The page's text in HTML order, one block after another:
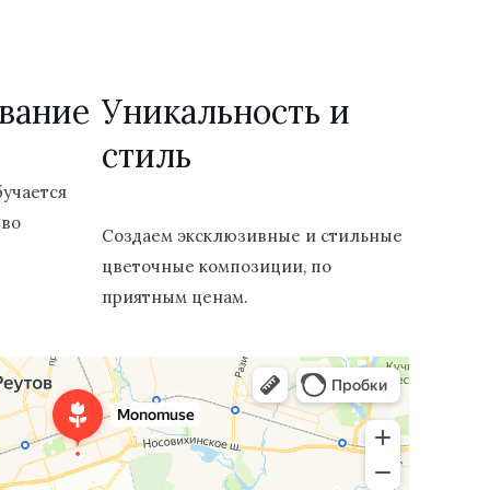
Уникальность и
стиль
Создаем эксклюзивные и стильные
цветочные композиции, по
приятным ценам.